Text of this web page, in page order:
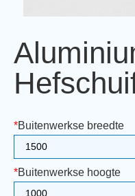
*Buitenwerkse breedte
*Buitenwerkse hoogte